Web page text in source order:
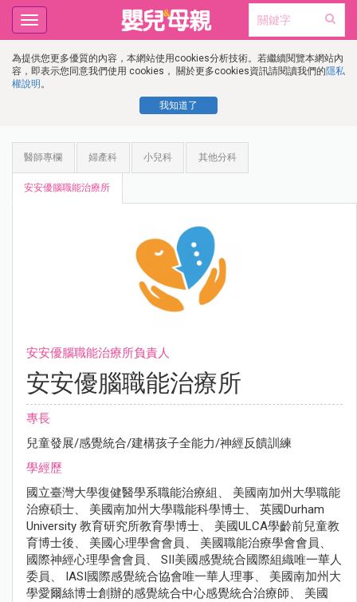
為提供您更多優質的內容，本網站使用cookies分析技術。若繼續閱覽本網站內
容，即表示您同意我們使用 cookies， 關於更多cookies資訊請閱讀我們的隱私
權說明 。
我知道了
Toggle
navigation
醫師專欄 婦產科 小兒科 其他分科
安安優腦職能治療所
安安優腦職能治療所負責人
安安優腦職能治療所
專長
兒童發展/感覺統合/建構孩子全能力/神經反饋訓練
學經歷
國立臺灣大學復健醫學系職能治療組、 美國南加州大學職能
治療碩士、 美國南加州大學職能科學博士、 英國Durham
University 教育研究所教育學博士、 美國ULCA學齡前兒童教
育博士後、 美國心理學會會員、 美國職能治療學會會員、
國際神經心理學會會員、 SII美國感覺統合國際組織唯一華人
委員、 IASI國際感覺統合協會唯一華人理事、 美國南加州大
學愛爾絲博士創辦的感覺統合中心感覺統合治療師、 美國